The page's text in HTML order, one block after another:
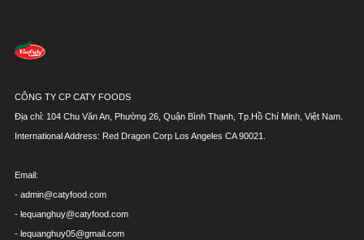
CÔNG TY CP CATY FOODS
Địa chỉ: 104 Chu Văn An, Phường 26, Quận Bình Thạnh, Tp.Hồ Chí Minh, Việt Nam.
International Address: Red Dragon Corp Los Angeles CA 90021.
Email:
- admin@catyfood.com
- lequanghuy@catyfood.com
- lequanghuy05@gmail.com